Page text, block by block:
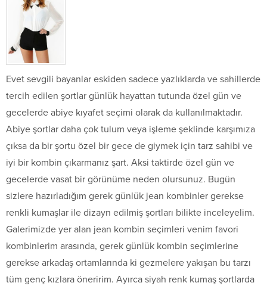
Evet sevgili bayanlar eskiden sadece yazlıklarda ve sahillerde
tercih edilen şortlar günlük hayattan tutunda özel gün ve
gecelerde abiye kıyafet seçimi olarak da kullanılmaktadır.
Abiye şortlar daha çok tulum veya işleme şeklinde karşımıza
çıksa da bir şortu özel bir gece de giymek için tarz sahibi ve
iyi bir kombin çıkarmanız şart. Aksi taktirde özel gün ve
gecelerde vasat bir görünüme neden olursunuz. Bugün
sizlere hazırladığım gerek günlük jean kombinler gerekse
renkli kumaşlar ile dizayn edilmiş şortları bilikte inceleyelim.
Galerimizde yer alan jean kombin seçimleri venim favori
kombinlerim arasında, gerek günlük kombin seçimlerine
gerekse arkadaş ortamlarında ki gezmelere yakışan bu tarzı
tüm genç kızlara öneririm. Ayırca siyah renk kumaş şortlarda